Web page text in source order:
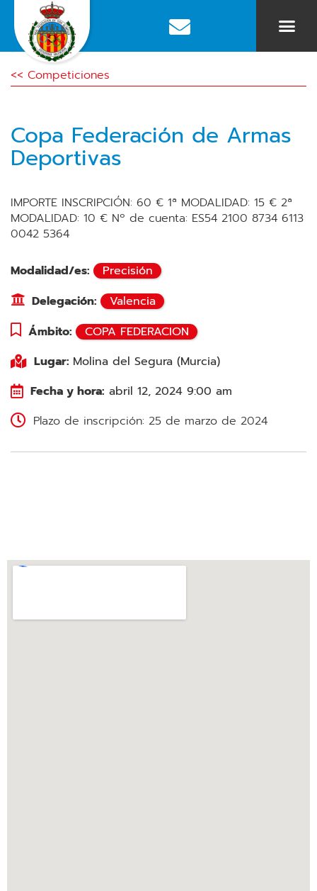
<< Competiciones
Copa Federación de Armas
Deportivas
IMPORTE INSCRIPCIÓN: 60 € 1ª MODALIDAD: 15 € 2ª
MODALIDAD: 10 € Nº de cuenta: ES54 2100 8734 6113
0042 5364
Modalidad/es:
Precisión
Delegación:
Valencia
Ámbito:
COPA FEDERACION
Lugar: Molina del Segura (Murcia)
Fecha y hora: abril 12, 2024 9:00 am
Plazo de inscripción: 25 de marzo de 2024